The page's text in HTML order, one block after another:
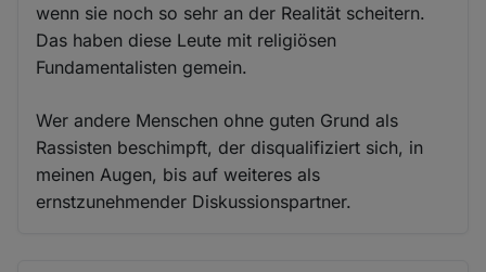
wenn sie noch so sehr an der Realität scheitern.
Das haben diese Leute mit religiösen
Fundamentalisten gemein.
Wer andere Menschen ohne guten Grund als
Rassisten beschimpft, der disqualifiziert sich, in
meinen Augen, bis auf weiteres als
ernstzunehmender Diskussionspartner.